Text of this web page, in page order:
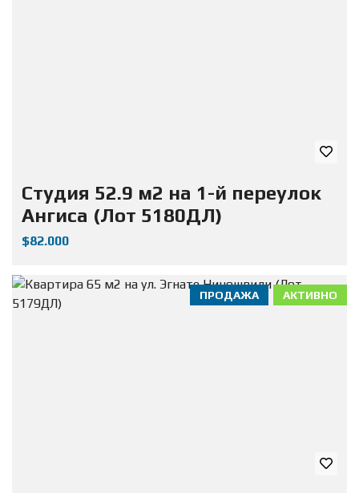
Студия 52.9 м2 на 1-й переулок
Ангиса (Лот 5180ДЛ)
$82.000
АКТИВНО
ПРОДАЖА